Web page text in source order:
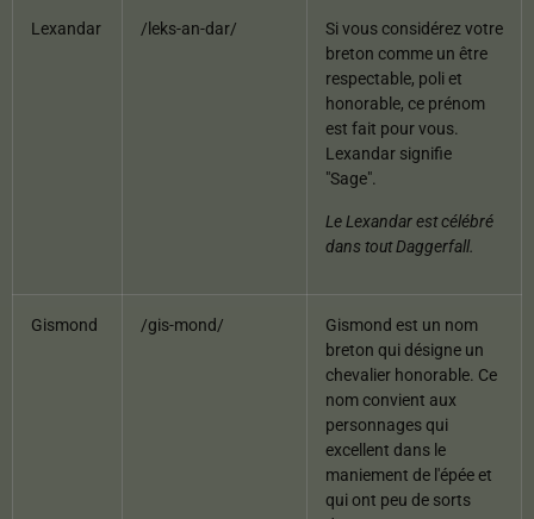
Lexandar /leks-an-dar/
Si vous considérez votre
breton comme un être
respectable, poli et
honorable, ce prénom
est fait pour vous.
Lexandar signifie
"Sage".
Le Lexandar est célébré
dans tout Daggerfall.
Gismond /gis-mond/
Gismond est un nom
breton qui désigne un
chevalier honorable. Ce
nom convient aux
personnages qui
excellent dans le
maniement de l'épée et
qui ont peu de sorts